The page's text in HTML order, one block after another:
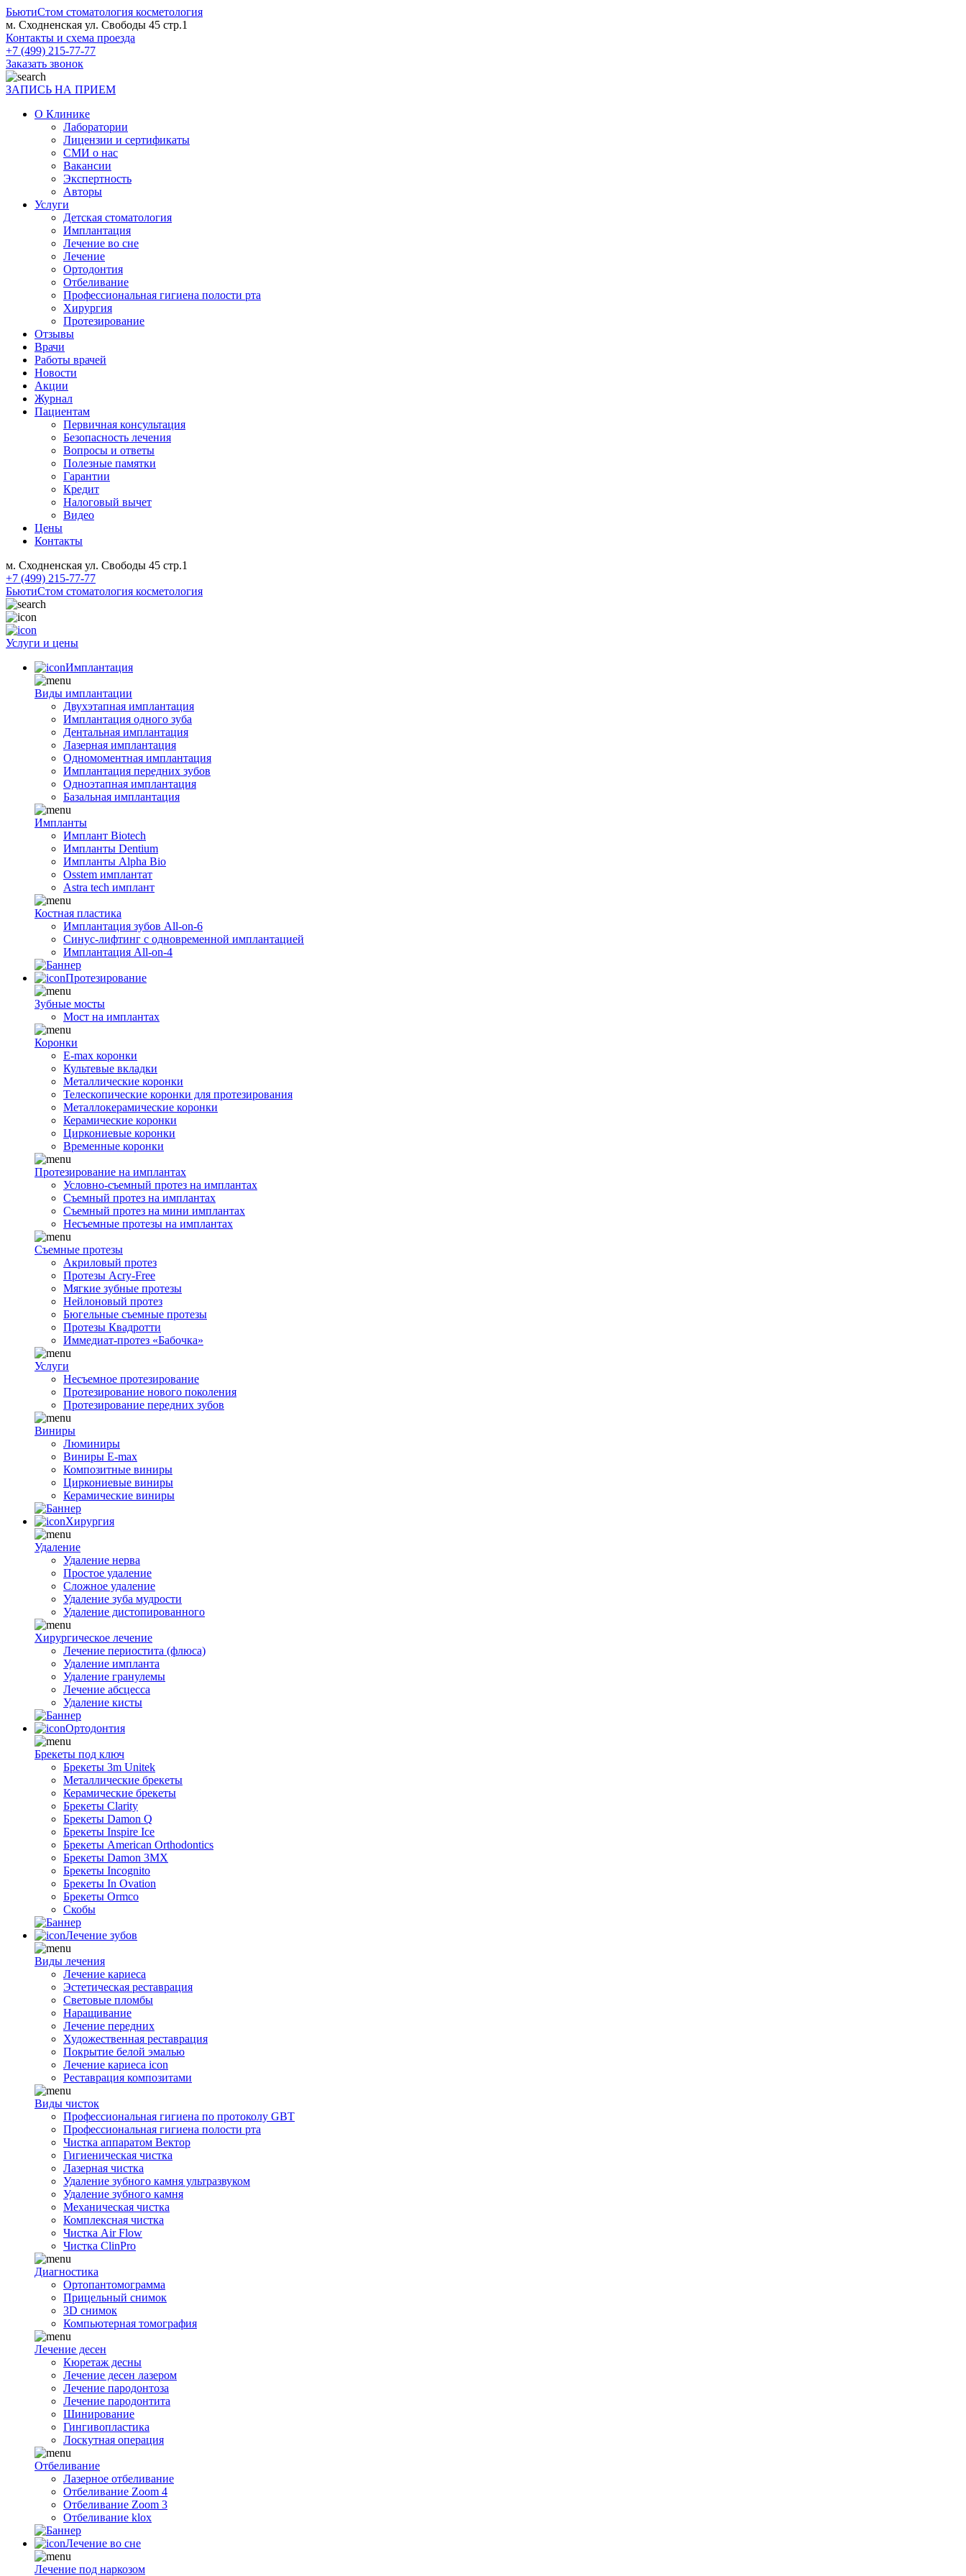
БьютиСтом стоматология косметология
м. Сходненская ул. Свободы 45 стр.1
Контакты и схема проезда
+7 (499) 215-77-77
Заказать звонок
ЗАПИСЬ НА ПРИЕМ
О Клинике
Лаборатории
Лицензии и сертификаты
СМИ о нас
Вакансии
Экспертность
Авторы
Услуги
Детская стоматология
Имплантация
Лечение во сне
Лечение
Ортодонтия
Отбеливание
Профессиональная гигиена полости рта
Хирургия
Протезирование
Отзывы
Врачи
Работы врачей
Новости
Акции
Журнал
Пациентам
Первичная консультация
Безопасность лечения
Вопросы и ответы
Полезные памятки
Гарантии
Кредит
Налоговый вычет
Видео
Цены
Контакты
м. Сходненская ул. Свободы 45 стр.1
+7 (499) 215-77-77
БьютиСтом стоматология косметология
Услуги и цены
Имплантация
Виды имплантации
Двухэтапная имплантация
Имплантация одного зуба
Дентальная имплантация
Лазерная имплантация
Одномоментная имплантация
Имплантация передних зубов
Одноэтапная имплантация
Базальная имплантация
Импланты
Имплант Biotech
Импланты Dentium
Импланты Alpha Bio
Osstem имплантат
Astra tech имплант
Костная пластика
Имплантация зубов All-on-6
Синус-лифтинг с одновременной имплантацией
Имплантация All-on-4
Протезирование
Зубные мосты
Мост на имплантах
Коронки
E-max коронки
Культевые вкладки
Металлические коронки
Телескопические коронки для протезирования
Металлокерамические коронки
Керамические коронки
Циркониевые коронки
Временные коронки
Протезирование на имплантах
Условно-съемный протез на имплантах
Съемный протез на имплантах
Съемный протез на мини имплантах
Несъемные протезы на имплантах
Съемные протезы
Акриловый протез
Протезы Acry-Free
Мягкие зубные протезы
Нейлоновый протез
Бюгельные съемные протезы
Протезы Квадротти
Иммедиат-протез «Бабочка»
Услуги
Несъемное протезирование
Протезирование нового поколения
Протезирование передних зубов
Виниры
Люминиры
Виниры E-max
Композитные виниры
Циркониевые виниры
Керамические виниры
Хирургия
Удаление
Удаление нерва
Простое удаление
Сложное удаление
Удаление зуба мудрости
Удаление дистопированного
Хирургическое лечение
Лечение периостита (флюса)
Удаление импланта
Удаление гранулемы
Лечение абсцесса
Удаление кисты
Ортодонтия
Брекеты под ключ
Брекеты 3m Unitek
Металлические брекеты
Керамические брекеты
Брекеты Clarity
Брекеты Damon Q
Брекеты Inspire Ice
Брекеты American Orthodontics
Брекеты Damon 3MX
Брекеты Incognito
Брекеты In Ovation
Брекеты Ormco
Скобы
Лечение зубов
Виды лечения
Лечение кариеса
Эстетическая реставрация
Световые пломбы
Наращивание
Лечение передних
Художественная реставрация
Покрытие белой эмалью
Лечение кариеса icon
Реставрация композитами
Виды чисток
Профессиональная гигиена по протоколу GBT
Профессиональная гигиена полости рта
Чистка аппаратом Вектор
Гигиеническая чистка
Лазерная чистка
Удаление зубного камня ультразвуком
Удаление зубного камня
Механическая чистка
Комплексная чистка
Чистка Air Flow
Чистка ClinPro
Диагностика
Ортопантомограмма
Прицельный снимок
3D снимок
Компьютерная томография
Лечение десен
Кюретаж десны
Лечение десен лазером
Лечение пародонтоза
Лечение пародонтита
Шинирование
Гингивопластика
Лоскутная операция
Отбеливание
Лазерное отбеливание
Отбеливание Zoom 4
Отбеливание Zoom 3
Отбеливание klox
Лечение во сне
Лечение под наркозом